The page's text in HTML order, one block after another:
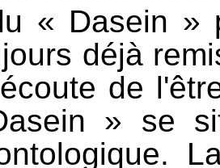
« Dasein »
déjà
de
» se